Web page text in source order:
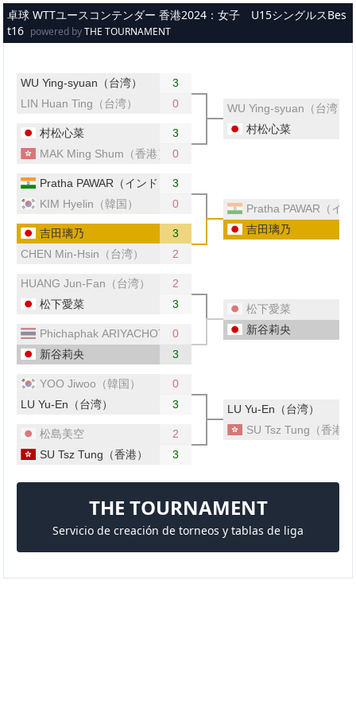
メインコンテンツへスキップ
卓球 WTTユースコンテンダー 香港2024：女子 U15シングルスBes
t16 powered byTHE TOURNAMENT
WU Ying-syuan（台湾）
3
LIN Huan Ting（台湾）
0
村松心菜
3
MAK Ming Shum（香港）
0
Pratha PAWAR（インド）
3
KIM Hyelin（韓国）
0
吉田璃乃
3
CHEN Min-Hsin（台湾）
2
HUANG Jun-Fan（台湾）
2
松下愛菜
3
Phichaphak ARIYACHOTIMA（タイ）
0
新谷莉央
3
YOO Jiwoo（韓国）
0
LU Yu-En（台湾）
3
松島美空
2
SU Tsz Tung（香港）
3
WU Ying-syuan（台湾）
村松心菜
Pratha PAWAR（イ
吉田璃乃
松下愛菜
新谷莉央
LU Yu-En（台湾）
SU Tsz Tung（香港）
THE TOURNAMENT
Servicio de creación de torneos y tablas de liga